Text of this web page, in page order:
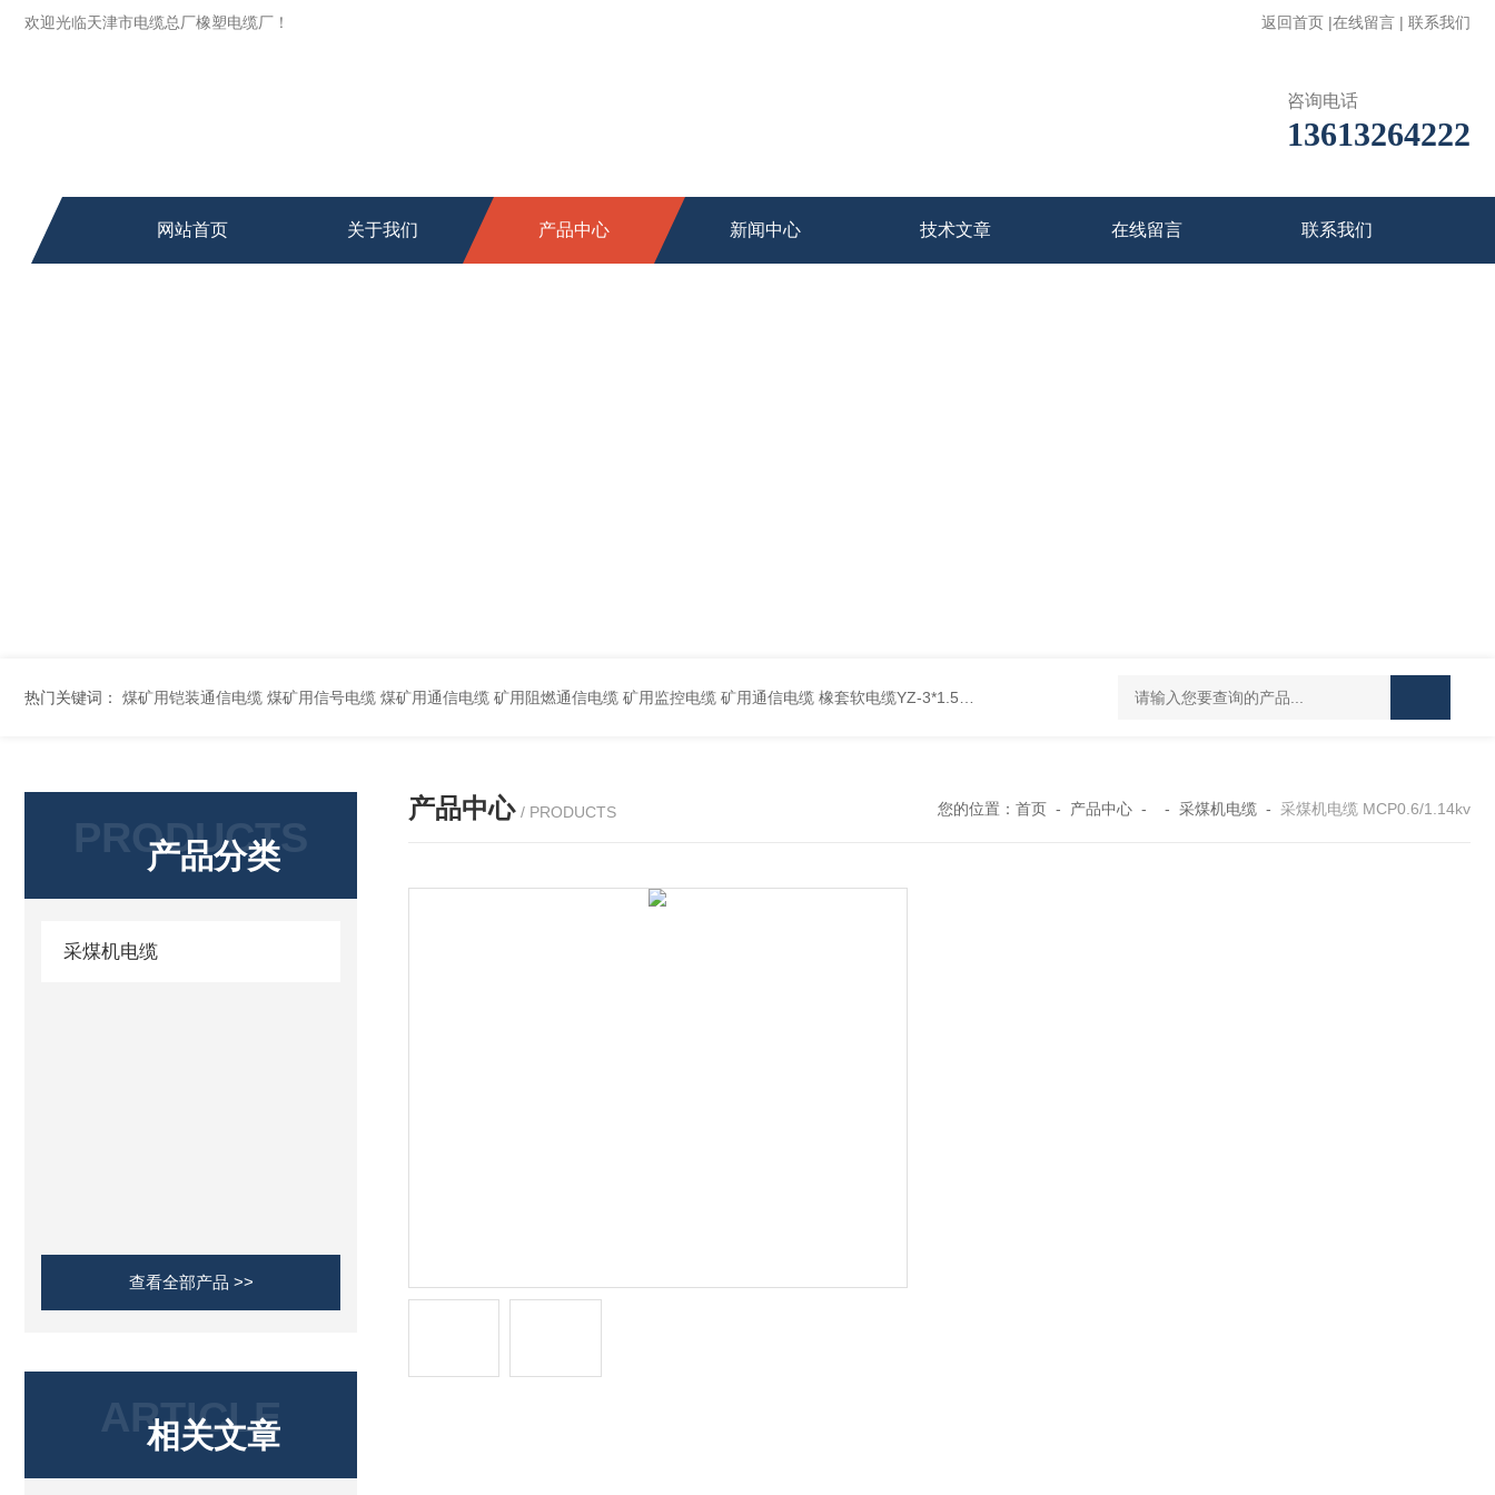
欢迎光临天津市电缆总厂橡塑电缆厂！ 返回首页 |在线留言 | 联系我们
咨询电话
13613264222
网站首页 关于我们 产品中心 新闻中心 技术文章 在线留言 联系我们
热门关键词： 煤矿用铠装通信电缆 煤矿用信号电缆 煤矿用通信电缆 矿用阻燃通信电缆 矿用监控电缆 矿用通信电缆 橡套软电缆YZ-3*1.5+1 YCW橡胶电缆3*10+1*6 船用橡套软电缆CEFR-3*2.5 煤矿用移动橡套软电缆MY3*4+1*4 阻燃屏蔽计算机电缆ZR-DJYPVP 2*2*0.75 ZR-DJYVP阻燃计算机电缆3*2*1.0 矿用阻燃控制电缆MKYJV-3*1.5 铠装阻燃矿用控制电缆MKYJV32 MKYJVP22矿用屏蔽铠装控制电缆 防水橡套扁电缆JHSB-3*4 专业厂家 MY-0.38/0.66kv矿用阻燃橡套电缆
PRODUCTS
产品分类
采煤机电缆
查看全部产品 >>
ARTICLE
相关文章
产品中心 / PRODUCTS 您的位置： 首页 - 产品中心 - - 采煤机电缆 - 采煤机电缆 MCP0.6/1.14kv